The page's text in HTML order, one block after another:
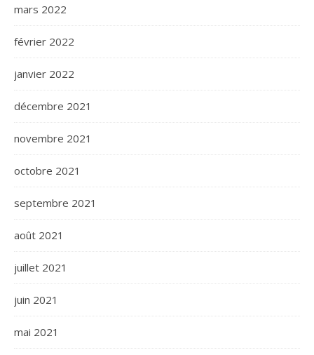
mars 2022
février 2022
janvier 2022
décembre 2021
novembre 2021
octobre 2021
septembre 2021
août 2021
juillet 2021
juin 2021
mai 2021